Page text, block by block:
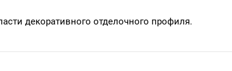
декоративного отделочного профиля.